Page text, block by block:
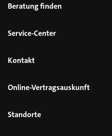
Beratung finden
Service-Center
Kontakt
Online-Vertragsauskunft
Standorte